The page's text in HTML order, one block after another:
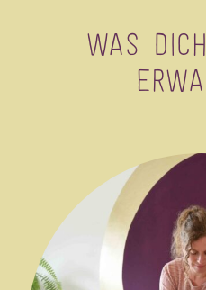
Behandlungen
Kurse &
Was